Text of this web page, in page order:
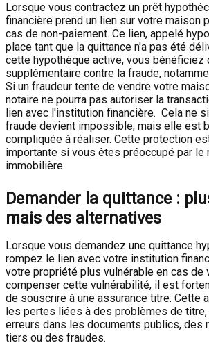
Lorsque vous contractez un prêt
financière prend un lien sur votre maison
cas de non-paiement. Ce lien, appelé
place tant que la quittance n'a pas été
cette hypothèque active, vous bénéficiez
supplémentaire contre la fraude,
Si un fraudeur tente de vendre votre
notaire ne pourra pas autoriser la
lien avec l'institution financière. Cela ne
fraude devient impossible, mais elle est
compliquée à réaliser. Cette protection
importante si vous êtes préoccupé par le
immobilière.
Demander la quittance :
mais des alternatives
Lorsque vous demandez une quittance
rompez le lien avec votre institution
votre propriété plus vulnérable en cas de
compenser cette vulnérabilité, il est
de souscrire à une assurance titre. Cette
les pertes liées à des problèmes de
erreurs dans les documents publics, des
tiers ou des fraudes.